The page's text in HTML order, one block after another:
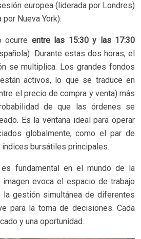
europea (liderada por Londres)
Nueva York).
ocurre entre las 15:30 y las 17:30
Durante estas dos horas, el
se multiplica. Los grandes fondos
activos, lo que se traduce en
el precio de compra y venta) más
de que las órdenes se
Es la ventana ideal para operar
globalmente, como el par de
bursátiles principales.
fundamental en el mundo de la
evoca el espacio de trabajo
la gestión simultánea de diferentes
para la toma de decisiones. Cada
y una oportunidad.